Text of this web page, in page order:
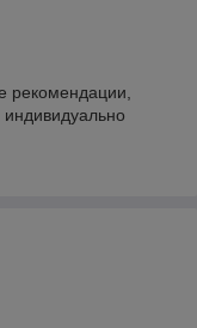
рекомендации,